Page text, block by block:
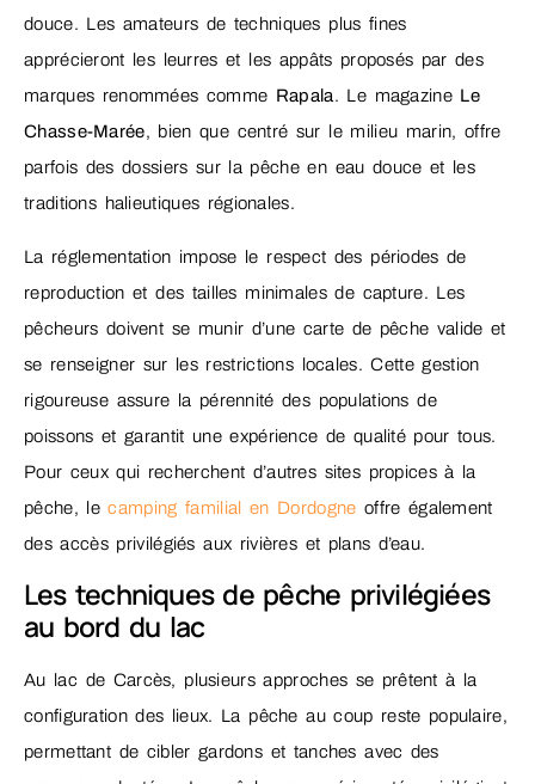
douce. Les amateurs de techniques plus fines
apprécieront les leurres et les appâts proposés par des
marques renommées comme Rapala. Le magazine Le
Chasse-Marée, bien que centré sur le milieu marin, offre
parfois des dossiers sur la pêche en eau douce et les
traditions halieutiques régionales.
La réglementation impose le respect des périodes de
reproduction et des tailles minimales de capture. Les
pêcheurs doivent se munir d’une carte de pêche valide et
se renseigner sur les restrictions locales. Cette gestion
rigoureuse assure la pérennité des populations de
poissons et garantit une expérience de qualité pour tous.
Pour ceux qui recherchent d’autres sites propices à la
pêche, lecamping familial en Dordogne offre également
des accès privilégiés aux rivières et plans d’eau.
Les techniques de pêche privilégiées
au bord du lac
Au lac de Carcès, plusieurs approches se prêtent à la
configuration des lieux. La pêche au coup reste populaire,
permettant de cibler gardons et tanches avec des